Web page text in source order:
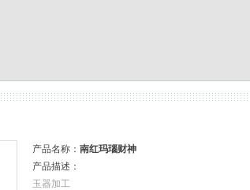
产品名称： 南红玛瑙财神
产品描述：
玉器加工